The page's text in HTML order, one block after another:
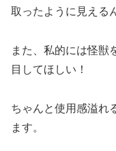
取ったように見える
また、私的には怪獣
目してほしい！
ちゃんと使用感溢れ
ます。